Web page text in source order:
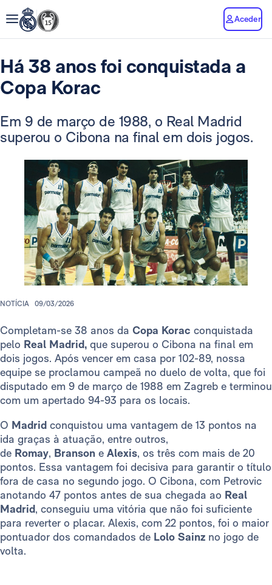
Aceder
Há 38 anos foi conquistada a
Copa Korac
Em 9 de março de 1988, o Real Madrid
superou o Cibona na final em dois jogos.
NOTÍCIA 09/03/2026
Completam-se 38 anos da Copa Korac conquistada
pelo Real Madrid, que superou o Cibona na final em
dois jogos. Após vencer em casa por 102-89, nossa
equipe se proclamou campeã no duelo de volta, que foi
disputado em 9 de março de 1988 em Zagreb e terminou
com um apertado 94-93 para os locais.
O Madrid conquistou uma vantagem de 13 pontos na
ida graças à atuação, entre outros,
de Romay, Branson e Alexis, os três com mais de 20
pontos. Essa vantagem foi decisiva para garantir o título
fora de casa no segundo jogo. O Cibona, com Petrovic
anotando 47 pontos antes de sua chegada ao Real
Madrid, conseguiu uma vitória que não foi suficiente
para reverter o placar. Alexis, com 22 pontos, foi o maior
pontuador dos comandados de Lolo Sainz no jogo de
volta.